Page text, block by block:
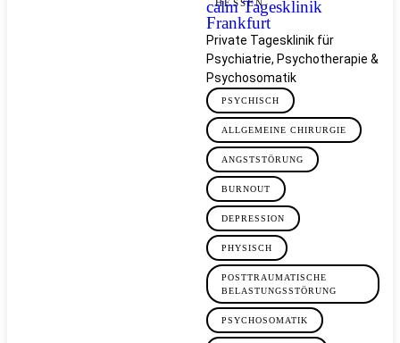
HESSEN
calm Tagesklinik
Frankfurt
Private Tagesklinik für
Psychiatrie, Psychotherapie &
Psychosomatik
PSYCHISCH
ALLGEMEINE CHIRURGIE
ANGSTSTÖRUNG
BURNOUT
DEPRESSION
PHYSISCH
POSTTRAUMATISCHE
BELASTUNGSSTÖRUNG
PSYCHOSOMATIK